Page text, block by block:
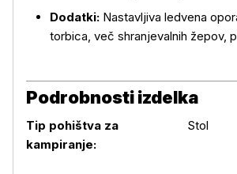
Dodatki: Nastavljiva ledvena
torbica, več shranjevalnih žepov,
Podrobnosti izdelka
Podrobnosti izdelka
Tip pohištva za
kampiranje:
Stol